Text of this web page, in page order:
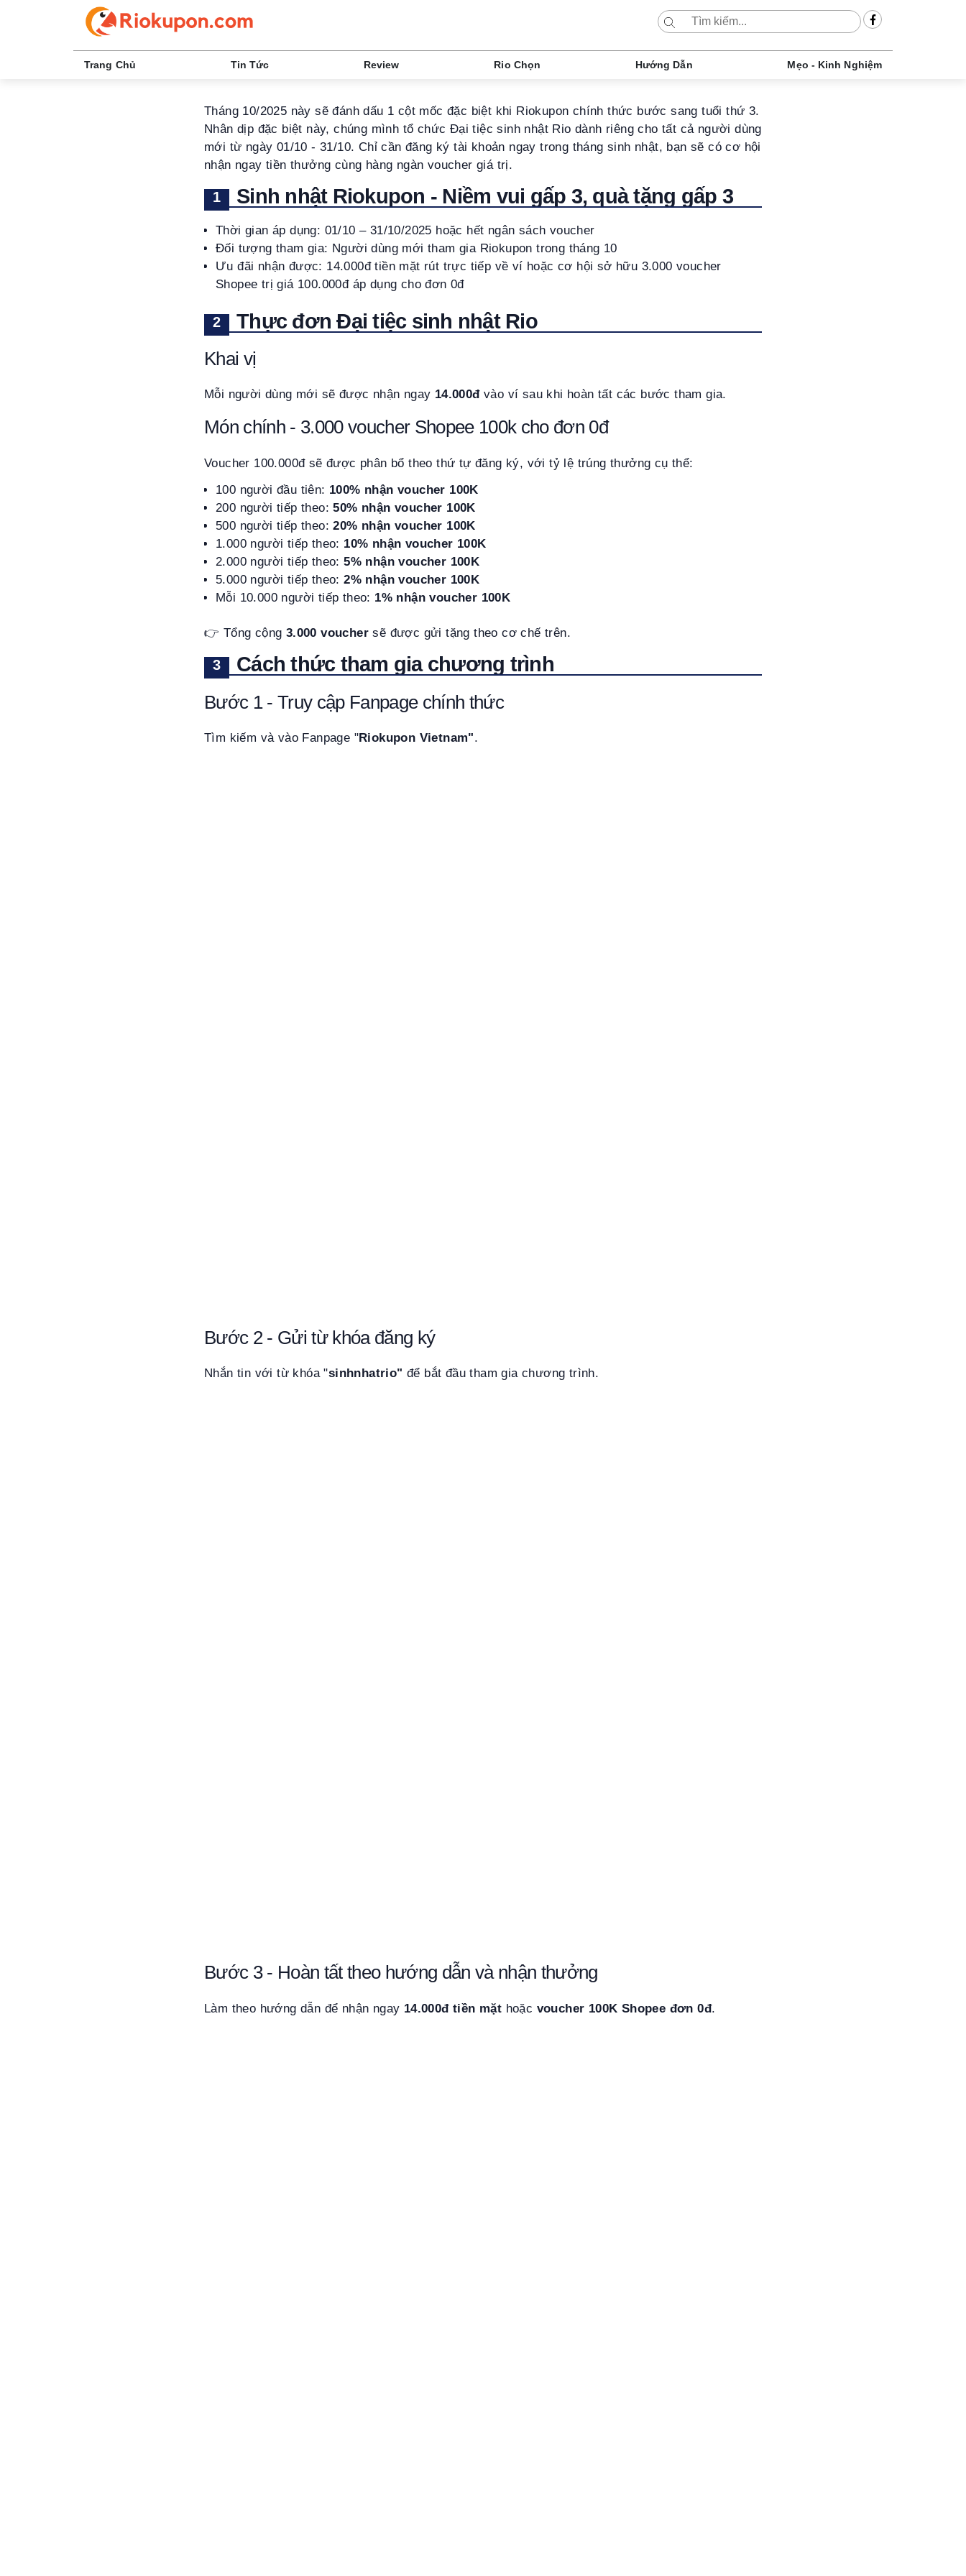
Trang Chủ Tin Tức Review Rio Chọn Hướng Dẫn Mẹo - Kinh Nghiệm
Tháng 10/2025 này sẽ đánh dấu 1 cột mốc đặc biệt khi Riokupon chính thức bước sang tuổi thứ 3.
Nhân dịp đặc biệt này, chúng mình tổ chức Đại tiệc sinh nhật Rio dành riêng cho tất cả người dùng
mới từ ngày 01/10 - 31/10. Chỉ cần đăng ký tài khoản ngay trong tháng sinh nhật, bạn sẽ có cơ hội
nhận ngay tiền thưởng cùng hàng ngàn voucher giá trị.
Sinh nhật Riokupon - Niềm vui gấp 3, quà tặng gấp 3
Thời gian áp dụng: 01/10 – 31/10/2025 hoặc hết ngân sách voucher
Đối tượng tham gia: Người dùng mới tham gia Riokupon trong tháng 10
Ưu đãi nhận được: 14.000đ tiền mặt rút trực tiếp về ví hoặc cơ hội sở hữu 3.000 voucher
Shopee trị giá 100.000đ áp dụng cho đơn 0đ
Thực đơn Đại tiệc sinh nhật Rio
Khai vị
Mỗi người dùng mới sẽ được nhận ngay 14.000đvào ví sau khi hoàn tất các bước tham gia.
Món chính - 3.000 voucher Shopee 100k cho đơn 0đ
Voucher 100.000đ sẽ được phân bổ theo thứ tự đăng ký, với tỷ lệ trúng thưởng cụ thể:
100 người đầu tiên: 100% nhận voucher 100K
200 người tiếp theo:50% nhận voucher 100K
500 người tiếp theo:20% nhận voucher 100K
1.000 người tiếp theo: 10% nhận voucher 100K
2.000 người tiếp theo:5% nhận voucher 100K
5.000 người tiếp theo:2% nhận voucher 100K
Mỗi 10.000 người tiếp theo: 1% nhận voucher 100K
👉 Tổng cộng 3.000 voucher sẽ được gửi tặng theo cơ chế trên.
Cách thức tham gia chương trình
Bước 1 - Truy cập Fanpage chính thức
Tìm kiếm và vào Fanpage "Riokupon Vietnam".
Bước 2 - Gửi từ khóa đăng ký
Nhắn tin với từ khóa "sinhnhatrio" để bắt đầu tham gia chương trình.
Bước 3 - Hoàn tất theo hướng dẫn và nhận thưởng
Làm theo hướng dẫn để nhận ngay 14.000đ tiền mặt hoặc voucher 100K Shopee đơn 0đ.